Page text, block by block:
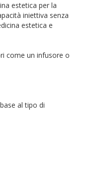
estetica per la
iniettiva senza
estetica e
come un infusore o
al tipo di